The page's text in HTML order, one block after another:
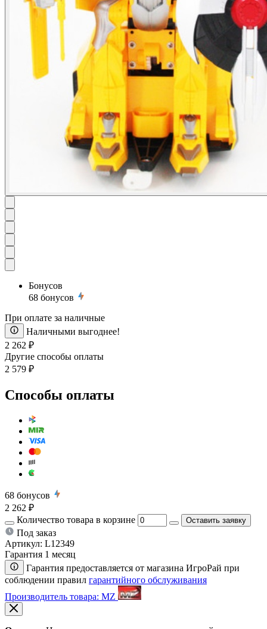
Бонусов
68 бонусов
При оплате за наличные
Наличными выгоднее!
2 262 ₽
Другие способы оплаты
2 579 ₽
Способы оплаты
68 бонусов
2 262 ₽
Количество товара в корзине
Оставить заявку
Под заказ
Артикул: L12349
Гарантия 1 месяц
Гарантия предоставляется от магазина ИгроРай при
соблюдении правил гарантийного обслуживания
Производитель товара: MZ